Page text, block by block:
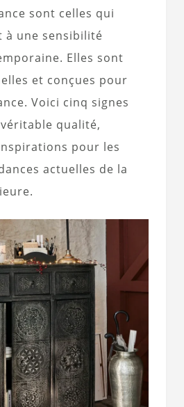
sont celles qui
à une sensibilité
Elles sont
et conçues pour
Voici cinq signes
qualité,
pour les
actuelles de la